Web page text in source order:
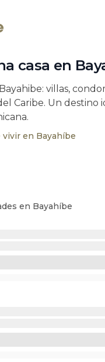
casa en
villas,
Caribe. Un
vivir en Bayahíbe
en Bayahíbe